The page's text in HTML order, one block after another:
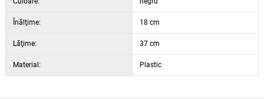
Înălţime: 18 cm
Lăţime: 37 cm
Material: Plastic